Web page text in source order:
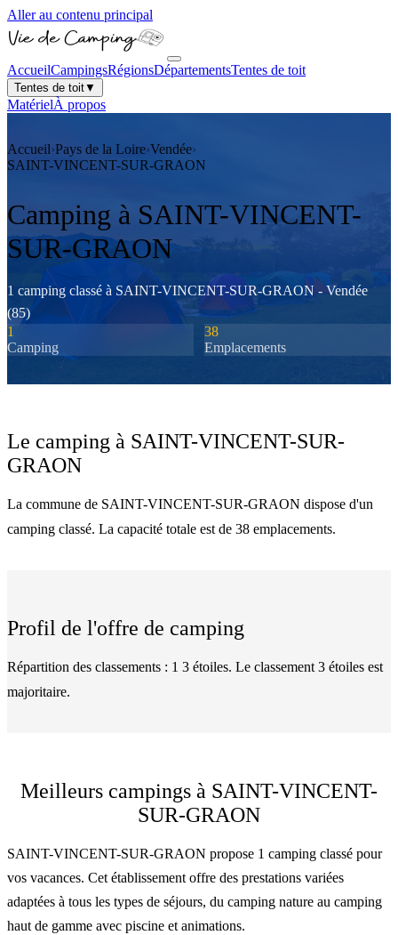
Aller au contenu principal
AccueilCampingsRégionsDépartementsTentes de toit
Tentes de toit▼
MatérielÀ propos
Accueil›Pays de la Loire›Vendée›
SAINT-VINCENT-SUR-GRAON
Camping à SAINT-VINCENT-
SUR-GRAON
1 camping classé à SAINT-VINCENT-SUR-GRAON-Vendée
(85)
1
Camping
38
Emplacements
Le camping à SAINT-VINCENT-SUR-
GRAON
La commune de SAINT-VINCENT-SUR-GRAON dispose d'un
camping classé. La capacité totale est de 38 emplacements.
Profil de l'offre de camping
Répartition des classements : 1 3 étoiles. Le classement 3 étoiles est
majoritaire.
Meilleurs campings à SAINT-VINCENT-
SUR-GRAON
SAINT-VINCENT-SUR-GRAON propose 1 camping classé pour
vos vacances. Cet établissement offre des prestations variées
adaptées à tous les types de séjours, du camping nature au camping
haut de gamme avec piscine et animations.